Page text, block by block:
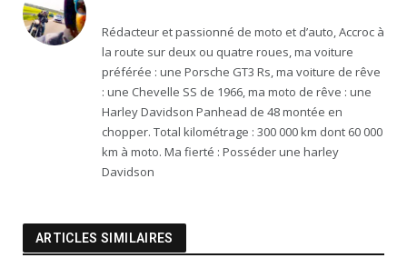
Rédacteur et passionné de moto et d’auto, Accroc à
la route sur deux ou quatre roues, ma voiture
préférée : une Porsche GT3 Rs, ma voiture de rêve
: une Chevelle SS de 1966, ma moto de rêve : une
Harley Davidson Panhead de 48 montée en
chopper. Total kilométrage : 300 000 km dont 60 000
km à moto. Ma fierté : Posséder une harley
Davidson
ARTICLES SIMILAIRES